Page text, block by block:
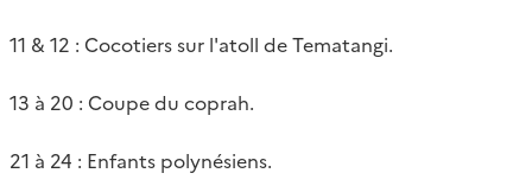
11 & 12 : Cocotiers sur l'atoll de Tematangi.
13 à 20 : Coupe du coprah.
21 à 24 : Enfants polynésiens.